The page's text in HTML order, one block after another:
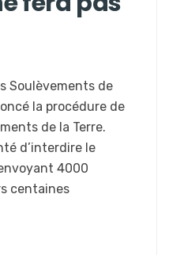
Soulèvements de
la procédure de
de la Terre.
d’interdire le
4000
centaines